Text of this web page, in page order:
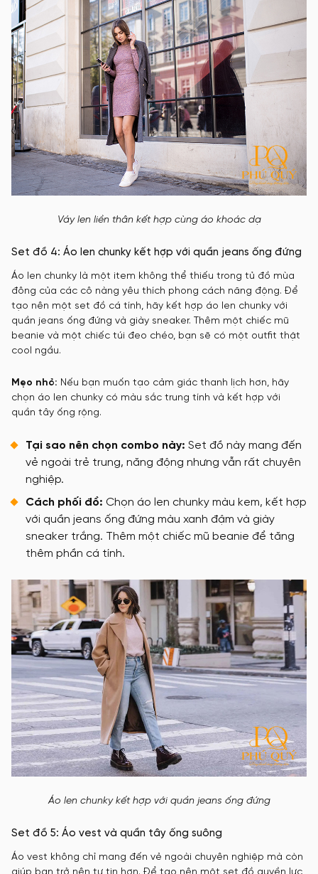
Váy len liền thân kết hợp cùng áo khoác dạ
Set đồ 4: Áo len chunky kết hợp với quần jeans ống đứng
Áo len chunky là một item không thể thiếu trong tủ đồ mùa
đông của các cô nàng yêu thích phong cách năng động. Để
tạo nên một set đồ cá tính, hãy kết hợp áo len chunky với
quần jeans ống đứng và giày sneaker. Thêm một chiếc mũ
beanie và một chiếc túi đeo chéo, bạn sẽ có một outfit thật
cool ngầu.
Mẹo nhỏ: Nếu bạn muốn tạo cảm giác thanh lịch hơn, hãy
chọn áo len chunky có màu sắc trung tính và kết hợp với
quần tây ống rộng.
Tại sao nên chọn combo này: Set đồ này mang đến
vẻ ngoài trẻ trung, năng động nhưng vẫn rất chuyên
nghiệp.
Cách phối đồ: Chọn áo len chunky màu kem, kết hợp
với quần jeans ống đứng màu xanh đậm và giày
sneaker trắng. Thêm một chiếc mũ beanie để tăng
thêm phần cá tính.
Áo len chunky kết hợp với quần jeans ống đứng
Set đồ 5: Áo vest và quần tây ống suông
Áo vest không chỉ mang đến vẻ ngoài chuyên nghiệp mà còn